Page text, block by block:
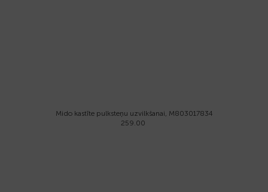
Mido kastīte pulksteņu uzvilkšanai, M803017834
259.00